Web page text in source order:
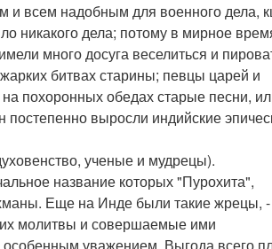
всем надобным для военного дела,
никакого дела; потому в мирное
много досуга веселиться и
битвах старины; певцы царей и
похоронных обедах старые песни,
выросли индийские
ученые и мудрецы).
название которых "Пурохита",
Еще на Инде были такие жрецы, -
молитвы и совершаемые ими